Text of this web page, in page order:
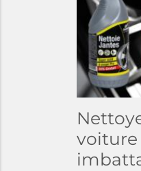
voiture